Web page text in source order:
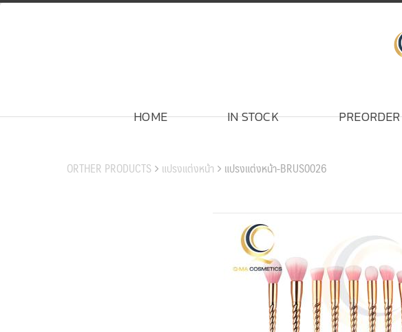
Skip
HOME IN STOCK PREORDER
ORTHER PRODUCTS แปรงแต่งหน้า แปรงแต่งหน้า-BRUS0026